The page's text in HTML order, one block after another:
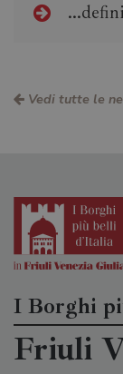
Vedi tutte le
I Borghi
Friuli